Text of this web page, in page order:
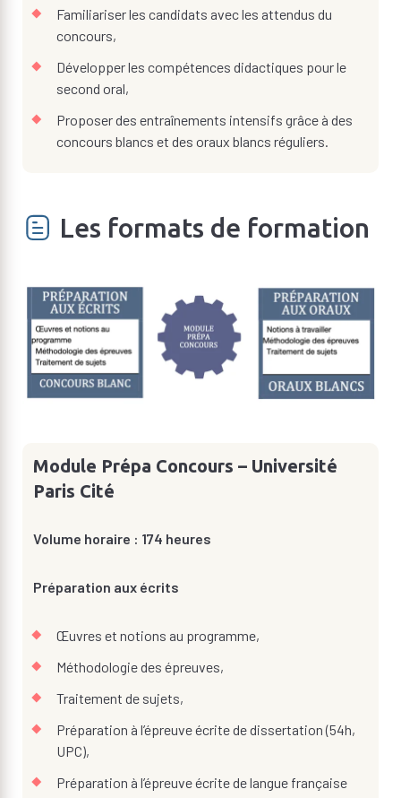
Familiariser les candidats avec les attendus du
concours,
Développer les compétences didactiques pour le
second oral,
Proposer des entraînements intensifs grâce à des
concours blancs et des oraux blancs réguliers.
Les formats de formation
Module Prépa Concours – Université
Paris Cité
Volume horaire : 174 heures
Préparation aux écrits
Œuvres et notions au programme,
Méthodologie des épreuves,
Traitement de sujets,
Préparation à l’épreuve écrite de dissertation (54h,
UPC),
Préparation à l’épreuve écrite de langue française